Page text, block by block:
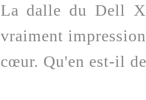
La dalle du Dell
vraiment
cœur. Qu'en est-il